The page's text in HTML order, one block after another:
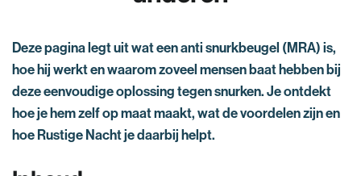
Deze pagina legt uit wat een anti snurkbeugel (MRA) is,
hoe hij werkt en waarom zoveel mensen baat hebben bij
deze eenvoudige oplossing tegen snurken. Je ontdekt
hoe je hem zelf op maat maakt, wat de voordelen zijn en
hoe Rustige Nacht je daarbij helpt.